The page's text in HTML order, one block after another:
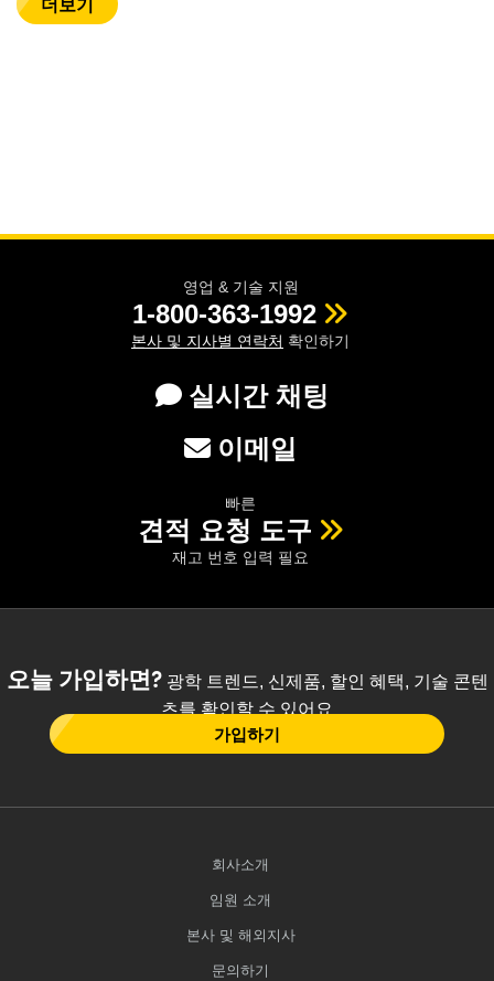
영업 & 기술 지원
1-800-363-1992
본사 및 지사별 연락처 확인하기
실시간 채팅
이메일
빠른
견적 요청 도구
재고 번호 입력 필요
오늘 가입하면?광학 트렌드, 신제품, 할인 혜택, 기술 콘텐
츠를 확인할 수 있어요
가입하기
회사소개
임원 소개
본사 및 해외지사
문의하기